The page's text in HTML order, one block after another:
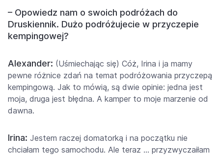
– Opowiedz nam o swoich podróżach do
Druskiennik. Dużo podróżujecie w przyczepie
kempingowej?
Alexander: (Uśmiechając się) Cóż, Irina i ja mamy
pewne różnice zdań na temat podróżowania przyczepą
kempingową. Jak to mówią, są dwie opinie: jedna jest
moja, druga jest błędna. A kamper to moje marzenie od
dawna.
Irina: Jestem raczej domatorką i na początku nie
chciałam tego samochodu. Ale teraz … przyzwyczaiłam